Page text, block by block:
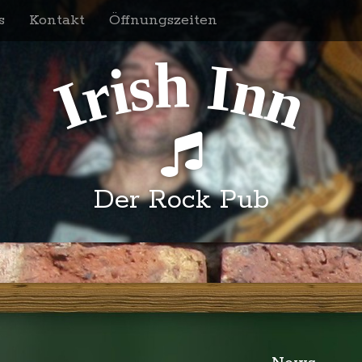
Kontakt Öffnungszeiten
IrishInn
Der Rock Pub